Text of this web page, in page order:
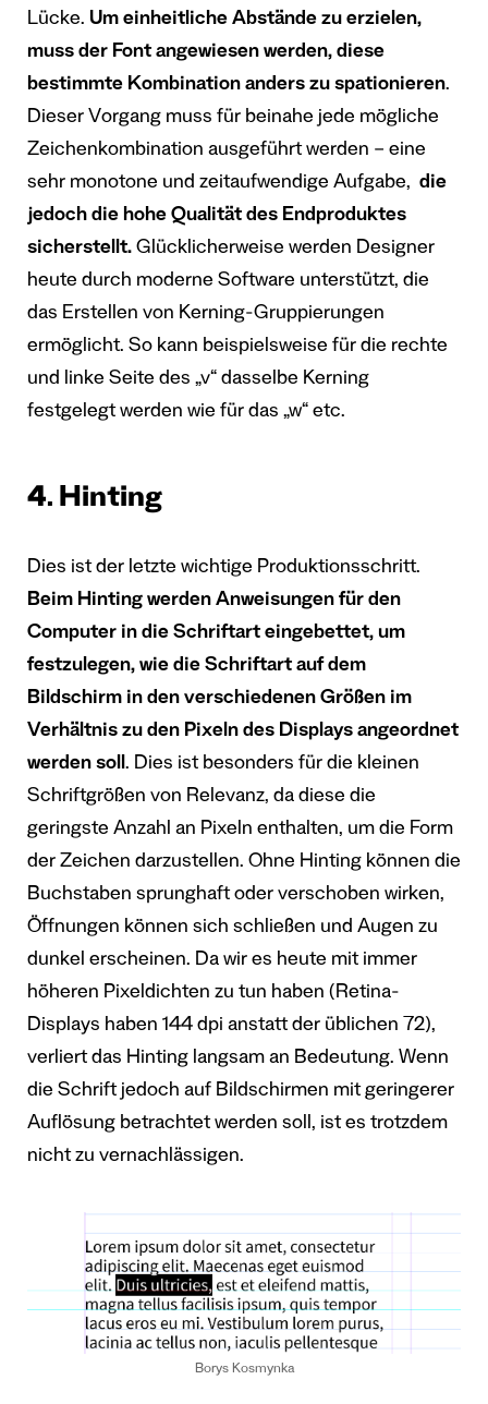
Lücke. Um einheitliche Abstände zu erzielen,
muss der Font angewiesen werden, diese
bestimmte Kombination anders zu spationieren.
Dieser Vorgang muss für beinahe jede mögliche
Zeichenkombination ausgeführt werden – eine
sehr monotone und zeitaufwendige Aufgabe, die
jedoch die hohe Qualität des Endproduktes
sicherstellt. Glücklicherweise werden Designer
heute durch moderne Software unterstützt, die
das Erstellen von Kerning-Gruppierungen
ermöglicht. So kann beispielsweise für die rechte
und linke Seite des „v“ dasselbe Kerning
festgelegt werden wie für das „w“ etc.
4. Hinting
Dies ist der letzte wichtige Produktionsschritt.
Beim Hinting werden Anweisungen für den
Computer in die Schriftart eingebettet, um
festzulegen, wie die Schriftart auf dem
Bildschirm in den verschiedenen Größen im
Verhältnis zu den Pixeln des Displays angeordnet
werden soll. Dies ist besonders für die kleinen
Schriftgrößen von Relevanz, da diese die
geringste Anzahl an Pixeln enthalten, um die Form
der Zeichen darzustellen. Ohne Hinting können die
Buchstaben sprunghaft oder verschoben wirken,
Öffnungen können sich schließen und Augen zu
dunkel erscheinen. Da wir es heute mit immer
höheren Pixeldichten zu tun haben (Retina-
Displays haben 144 dpi anstatt der üblichen 72),
verliert das Hinting langsam an Bedeutung. Wenn
die Schrift jedoch auf Bildschirmen mit geringerer
Auflösung betrachtet werden soll, ist es trotzdem
nicht zu vernachlässigen.
Borys Kosmynka